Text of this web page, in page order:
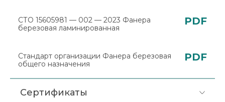
СТО 15605981 — 002 — 2023 Фанера
березовая ламинированная
PDF
Стандарт организации Фанера березовая
общего назначения
PDF
Сертификаты